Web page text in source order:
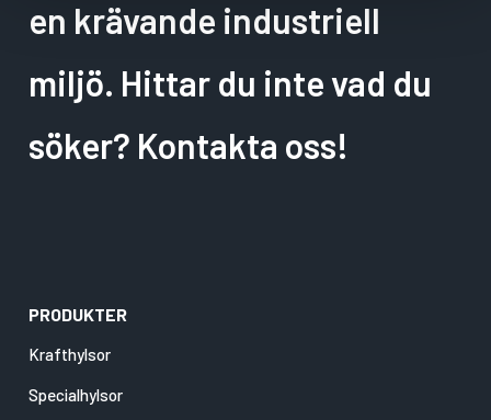
en krävande industriell
miljö. Hittar du inte vad du
söker? Kontakta oss!
PRODUKTER
Krafthylsor
Specialhylsor